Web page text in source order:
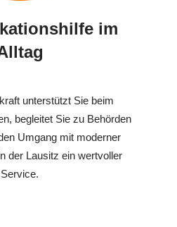
im
unterstützt Sie beim
begleitet Sie zu Behörden
Umgang mit moderner
der Lausitz ein wertvoller
Service.